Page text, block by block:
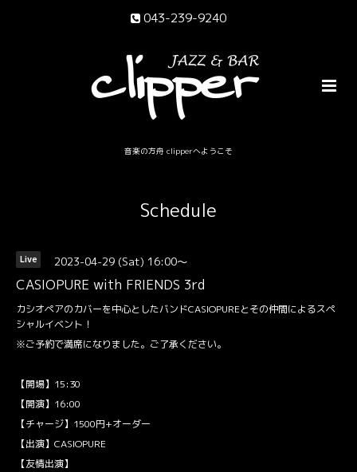
043-239-9240
音楽の方舟 clipperへようこそ
Schedule
Live 2023-04-29 (Sat) 16:00～
CASIOPURE with FRIENDS 3rd
カシオペアのカバーを中心としたバンドCASIOPUREとその仲間によるスペ
シャルイベント！
※ご予約で満席になりました。ご了承ください。
【開場】15:30
【開演】16:00
【チャージ】1500円+オーダー
【出演】CASIOPURE
【友情出演】